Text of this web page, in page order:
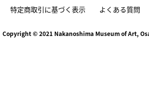
特定商取引に基づく表示
よくある質問
Copyright © 2021 Nakanoshima Museum of Art,